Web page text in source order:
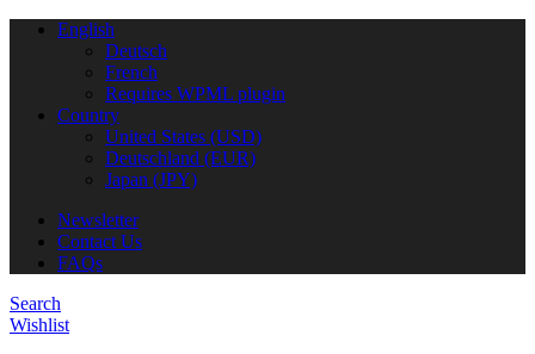
English
Deutsch
French
Requires WPML plugin
Country
United States (USD)
Deutschland (EUR)
Japan (JPY)
Newsletter
Contact Us
FAQs
Search
Wishlist